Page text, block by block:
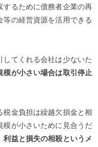
するために債務者企業の再
の経営資源を活用できる
してくれる会社は少ないた
模が小さい場合は取引停止
税金負担は繰越欠損金と相
模が小さいために見合うだ
利益と損失の相殺というメ